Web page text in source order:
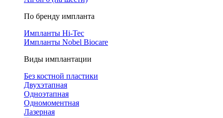
По бренду импланта
Импланты Hi-Tec
Импланты Nobel Biocare
Виды имплантации
Без костной пластики
Двухэтапная
Одноэтапная
Одномоментная
Лазерная